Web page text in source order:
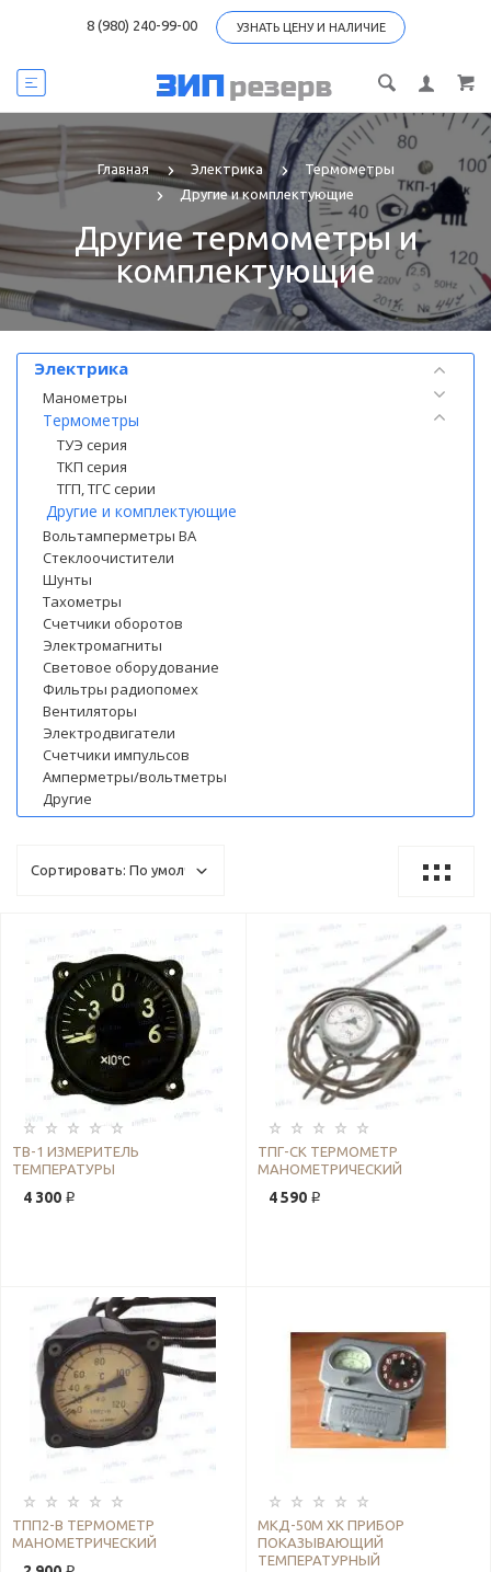
8 (980) 240-99-00 УЗНАТЬ ЦЕНУ И НАЛИЧИЕ
Главная Электрика
Термометры
Другие и комплектующие
Другие термометры и
комплектующие
Электрика
Манометры
Термометры
ТУЭ серия
ТКП серия
ТГП, ТГС серии
Другие и комплектующие
Вольтамперметры ВА
Стеклоочистители
Шунты
Тахометры
Счетчики оборотов
Электромагниты
Световое оборудование
Фильтры радиопомех
Вентиляторы
Электродвигатели
Счетчики импульсов
Амперметры/вольтметры
Другие
ТВ-1 ИЗМЕРИТЕЛЬ
ТЕМПЕРАТУРЫ
4 300 ₽
ТПГ-СК ТЕРМОМЕТР
МАНОМЕТРИЧЕСКИЙ
4 590 ₽
ТПП2-В ТЕРМОМЕТР
МАНОМЕТРИЧЕСКИЙ
МКД-50М ХК ПРИБОР
ПОКАЗЫВАЮЩИЙ
ТЕМПЕРАТУРНЫЙ